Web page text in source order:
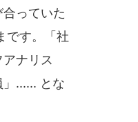
っていた
です。「社
ナリス
...... とな